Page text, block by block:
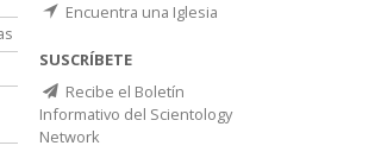
Encuentra una Iglesia
SUSCRÍBETE
Recibe el Boletín
Informativo del Scientology
Network